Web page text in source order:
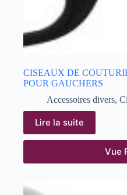
CISEAUX DE
POUR GAUCHERS
Accessoires divers,
Lire la suite
Vue